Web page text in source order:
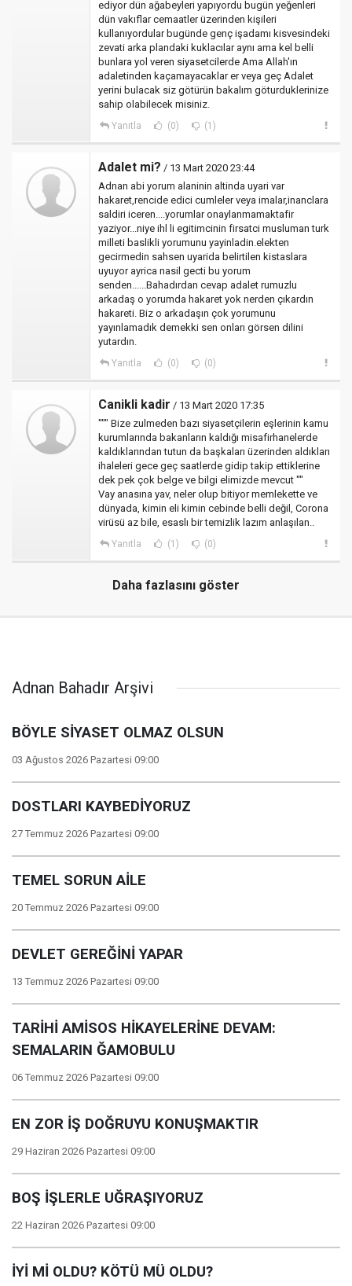
ediyor dün ağabeyleri yapıyordu bugün yeğenleri
dün vakıflar cemaatler üzerinden kişileri
kullanıyordular bugünde genç işadamı kisvesindeki
zevati arka plandaki kuklacılar aynı ama kel belli
bunlara yol veren siyasetcilerde Ama Allah'ın
adaletinden kaçamayacaklar er veya geç Adalet
yerini bulacak siz götürün bakalım göturduklerinize
sahip olabilecek misiniz.
Yanıtla (0) (1)
Adalet mi? / 13 Mart 2020 23:44
Adnan abi yorum alaninin altinda uyari var
hakaret,rencide edici cumleler veya imalar,inanclara
saldiri iceren....yorumlar onaylanmamaktafir
yaziyor...niye ihl li egitimcinin firsatci musluman turk
milleti baslikli yorumunu yayinladin.elekten
gecirmedin sahsen uyarida belirtilen kistaslara
uyuyor ayrica nasil gecti bu yorum
senden......Bahadırdan cevap adalet rumuzlu
arkadaş o yorumda hakaret yok nerden çıkardın
hakareti. Biz o arkadaşın çok yorumunu
yayınlamadık demekki sen onları görsen dilini
yutardın.
Yanıtla (0) (0)
Canikli kadir / 13 Mart 2020 17:35
""" Bize zulmeden bazı siyasetçilerin eşlerinin kamu
kurumlarında bakanların kaldığı misafirhanelerde
kaldıklarından tutun da başkaları üzerinden aldıkları
ihaleleri gece geç saatlerde gidip takip ettiklerine
dek pek çok belge ve bilgi elimizde mevcut ""
Vay anasına yav, neler olup bitiyor memlekette ve
dünyada, kimin eli kimin cebinde belli değil, Corona
virüsü az bile, esaslı bir temizlik lazım anlaşılan..
Yanıtla (1) (0)
Daha fazlasını göster
Adnan Bahadır Arşivi
BÖYLE SİYASET OLMAZ OLSUN
03 Ağustos 2026 Pazartesi 09:00
DOSTLARI KAYBEDİYORUZ
27 Temmuz 2026 Pazartesi 09:00
TEMEL SORUN AİLE
20 Temmuz 2026 Pazartesi 09:00
DEVLET GEREĞİNİ YAPAR
13 Temmuz 2026 Pazartesi 09:00
TARİHİ AMİSOS HİKAYELERİNE DEVAM:
SEMALARIN ĞAMOBULU
06 Temmuz 2026 Pazartesi 09:00
EN ZOR İŞ DOĞRUYU KONUŞMAKTIR
29 Haziran 2026 Pazartesi 09:00
BOŞ İŞLERLE UĞRAŞIYORUZ
22 Haziran 2026 Pazartesi 09:00
İYİ Mİ OLDU? KÖTÜ MÜ OLDU?